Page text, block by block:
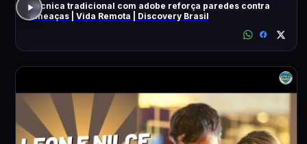
Técnica tradicional com adobe reforça paredes contra
ameaças | Vida Remota | Discovery Brasil